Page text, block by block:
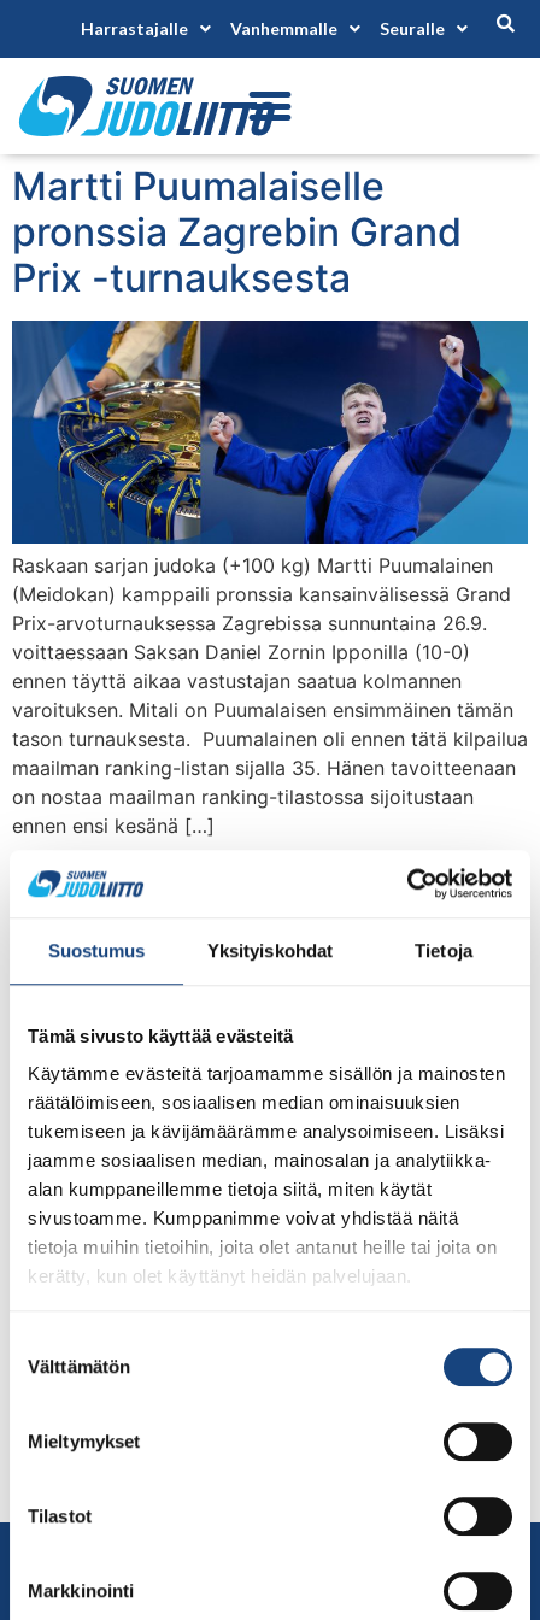
Suostumus Yksityiskohdat Tietoja
Tämä sivusto käyttää evästeitä
Käytämme evästeitä tarjoamamme sisällön ja mainosten
räätälöimiseen, sosiaalisen median ominaisuuksien
tukemiseen ja kävijämäärämme analysoimiseen. Lisäksi
jaamme sosiaalisen median, mainosalan ja analytiikka-
alan kumppaneillemme tietoja siitä, miten käytät
sivustoamme. Kumppanimme voivat yhdistää näitä
tietoja muihin tietoihin, joita olet antanut heille tai joita on
kerätty, kun olet käyttänyt heidän palvelujaan.
valinta
Välttämätön
Mieltymykset
Tilastot
Markkinointi
Harrastajalle Vanhemmalle Seuralle
Martti Puumalaiselle
pronssia Zagrebin Grand
Prix -turnauksesta
Raskaan sarjan judoka (+100 kg) Martti Puumalainen
(Meidokan) kamppaili pronssia kansainvälisessä Grand
Prix-arvoturnauksessa Zagrebissa sunnuntaina 26.9.
voittaessaan Saksan Daniel Zornin Ipponilla (10-0)
ennen täyttä aikaa vastustajan saatua kolmannen
varoituksen. Mitali on Puumalaisen ensimmäinen tämän
tason turnauksesta. Puumalainen oli ennen tätä kilpailua
maailman ranking-listan sijalla 35. Hänen tavoitteenaan
on nostaa maailman ranking-tilastossa sijoitustaan
ennen ensi kesänä […]
Zagrebin Grand Prix
osalta päivitetty
Zagrebin Grand Prix Kroatiassa otellaan neljän judokan
voimin Osa suomalaisista Top Team -urheilijoista
kilpailuihin, joka on IJF:n ylemmän tason kilpailu.
Mukana on neljä urheilijaa, jotka ottelevat kolmena eri
aikaan kilpailuhotelliin. Tiukat koronarajoitukset jatkuvat